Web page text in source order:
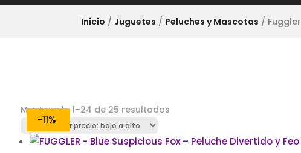
Inicio / Juguetes / Peluches y Mascotas / Fuggler
Mostrando 1–24 de 25 resultados
-14%
-12%
-11%
-15%
-15%
-15%
-11%
-11%